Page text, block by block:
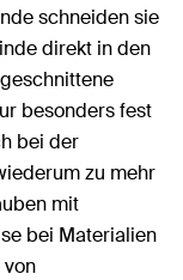
schneiden sie
direkt in den
besonders fest
bei der
zu mehr
mit
bei Materialien